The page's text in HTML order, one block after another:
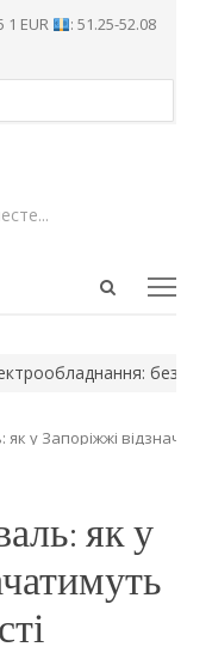
1 EUR
: 51.25-52.08
Open
без
у Запоріжжі
як у